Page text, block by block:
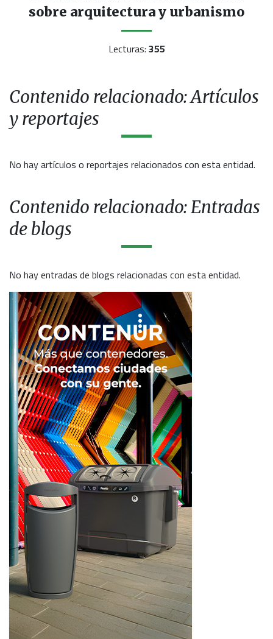
sobre arquitectura y urbanismo
Lecturas: 355
Contenido relacionado: Artículos
y reportajes
No hay artículos o reportajes relacionados con esta entidad.
Contenido relacionado: Entradas
de blogs
No hay entradas de blogs relacionadas con esta entidad.